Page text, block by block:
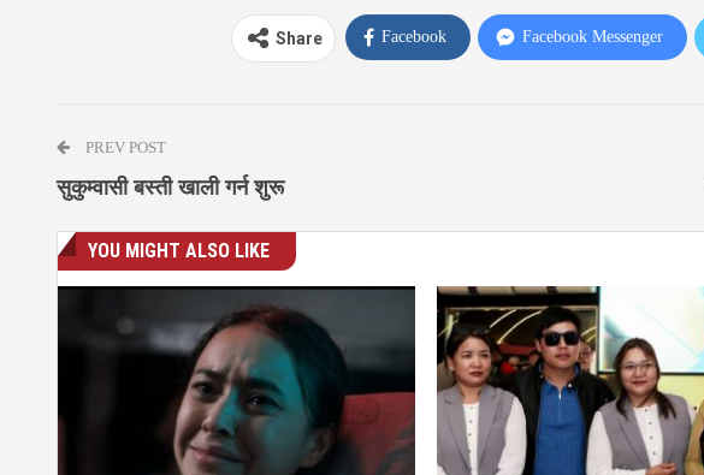
Share Facebook Facebook Messenger
PREV POST
सुकुम्वासी बस्ती खाली गर्न शुरू
YOU MIGHT ALSO LIKE